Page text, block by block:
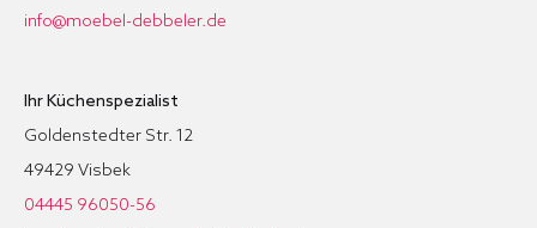
info@moebel-debbeler.de
Ihr Küchenspezialist
Goldenstedter Str. 12
49429 Visbek
04445 96050-56